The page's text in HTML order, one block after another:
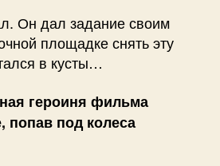
Он дал задание своим
площадке снять эту
в кусты…
героиня фильма
попав под колеса